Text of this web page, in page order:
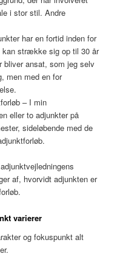
i stor stil. Andre
har en fortid inden for
kan strække sig op til 30 år
bliver ansat, som jeg selv
men med en for
– I min
eller to adjunkter på
sideløbende med de
af, hvorvidt adjunkten er
varierer
og fokuspunkt alt